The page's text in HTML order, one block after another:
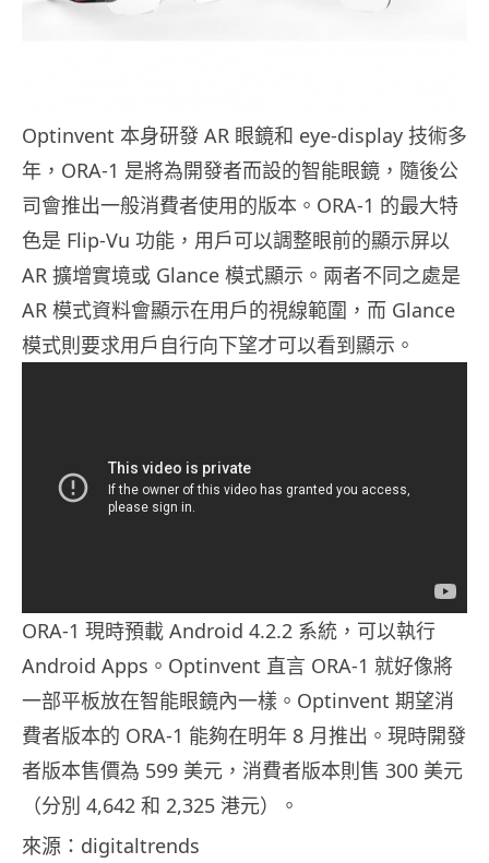
Optinvent 本身研發 AR 眼鏡和 eye-display 技術多
年，ORA-1 是將為開發者而設的智能眼鏡，隨後公
司會推出一般消費者使用的版本。ORA-1 的最大特
色是 Flip-Vu 功能，用戶可以調整眼前的顯示屏以
AR 擴增實境或 Glance 模式顯示。兩者不同之處是
AR 模式資料會顯示在用戶的視線範圍，而 Glance
模式則要求用戶自行向下望才可以看到顯示。
ORA-1 現時預載 Android 4.2.2 系統，可以執行
Android Apps。Optinvent 直言 ORA-1 就好像將
一部平板放在智能眼鏡內一樣。Optinvent 期望消
費者版本的 ORA-1 能夠在明年 8 月推出。現時開發
者版本售價為 599 美元，消費者版本則售 300 美元
（分別 4,642 和 2,325 港元）。
來源：digitaltrends